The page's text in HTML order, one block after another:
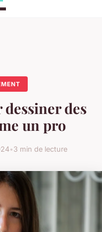
dessiner des
un pro
•3 min de lecture